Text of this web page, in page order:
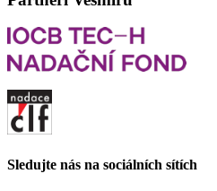
Sledujte nás na sociálních sítích